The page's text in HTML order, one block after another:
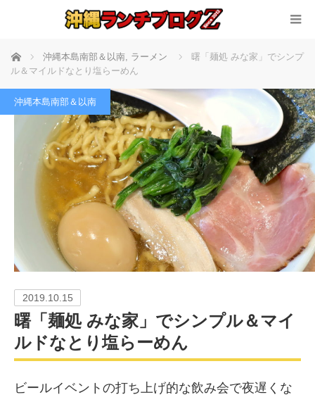
ホーム 沖縄本島南部＆以南, ラーメン
曙「麺処 みな家」でシンプ
ル＆マイルドなとり塩らーめん
沖縄本島南部＆以南
2019.10.15
曙「麺処 みな家」でシンプル＆マイ
ルドなとり塩らーめん
ビールイベントの打ち上げ的な飲み会で夜遅くな